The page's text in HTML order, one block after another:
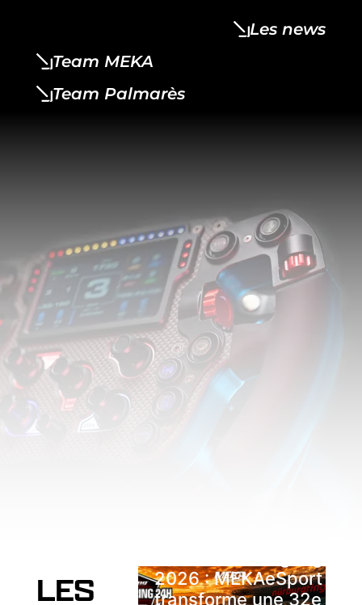
Les news
Team MEKA
Team Palmarès
LES
2026 : MEKAeSport
transforme une 32e